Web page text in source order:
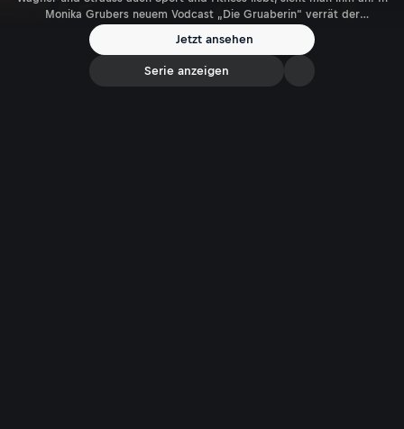
Monika Grubers neuem Vodcast „Die Gruaberin“ verrät der
Niederösterreicher seine geheime Playlist für lange Autofahrten,
warum man als Papa immer peinlich ist und weshalb er sich nach
Unvollkommenheit auf der Bühne sehnt.
Jetzt ansehen
Serie anzeigen